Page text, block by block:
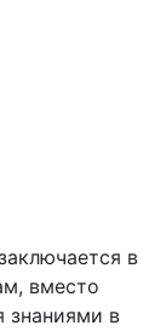
в
вместо
знаниями в